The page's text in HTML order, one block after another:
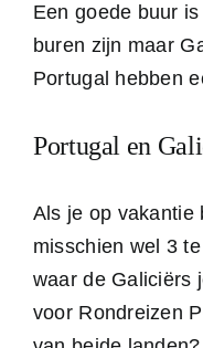
Een goede buur
buren zijn maar
Portugal hebben
Portugal en
Als je op vakantie
misschien wel 3
waar de Galiciërs
voor Rondreizen